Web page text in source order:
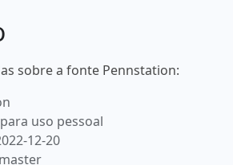
sobre a fonte Pennstation:
uso pessoal
12-20